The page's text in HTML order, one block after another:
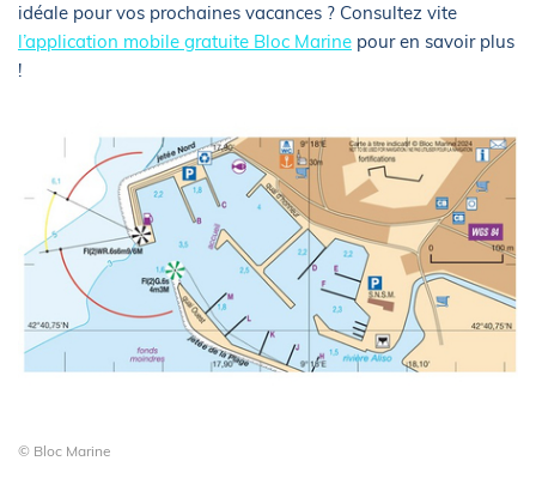
idéale pour vos prochaines vacances ? Consultez vite
l’application mobile gratuite Bloc Marine pour en savoir plus
!
© Bloc Marine